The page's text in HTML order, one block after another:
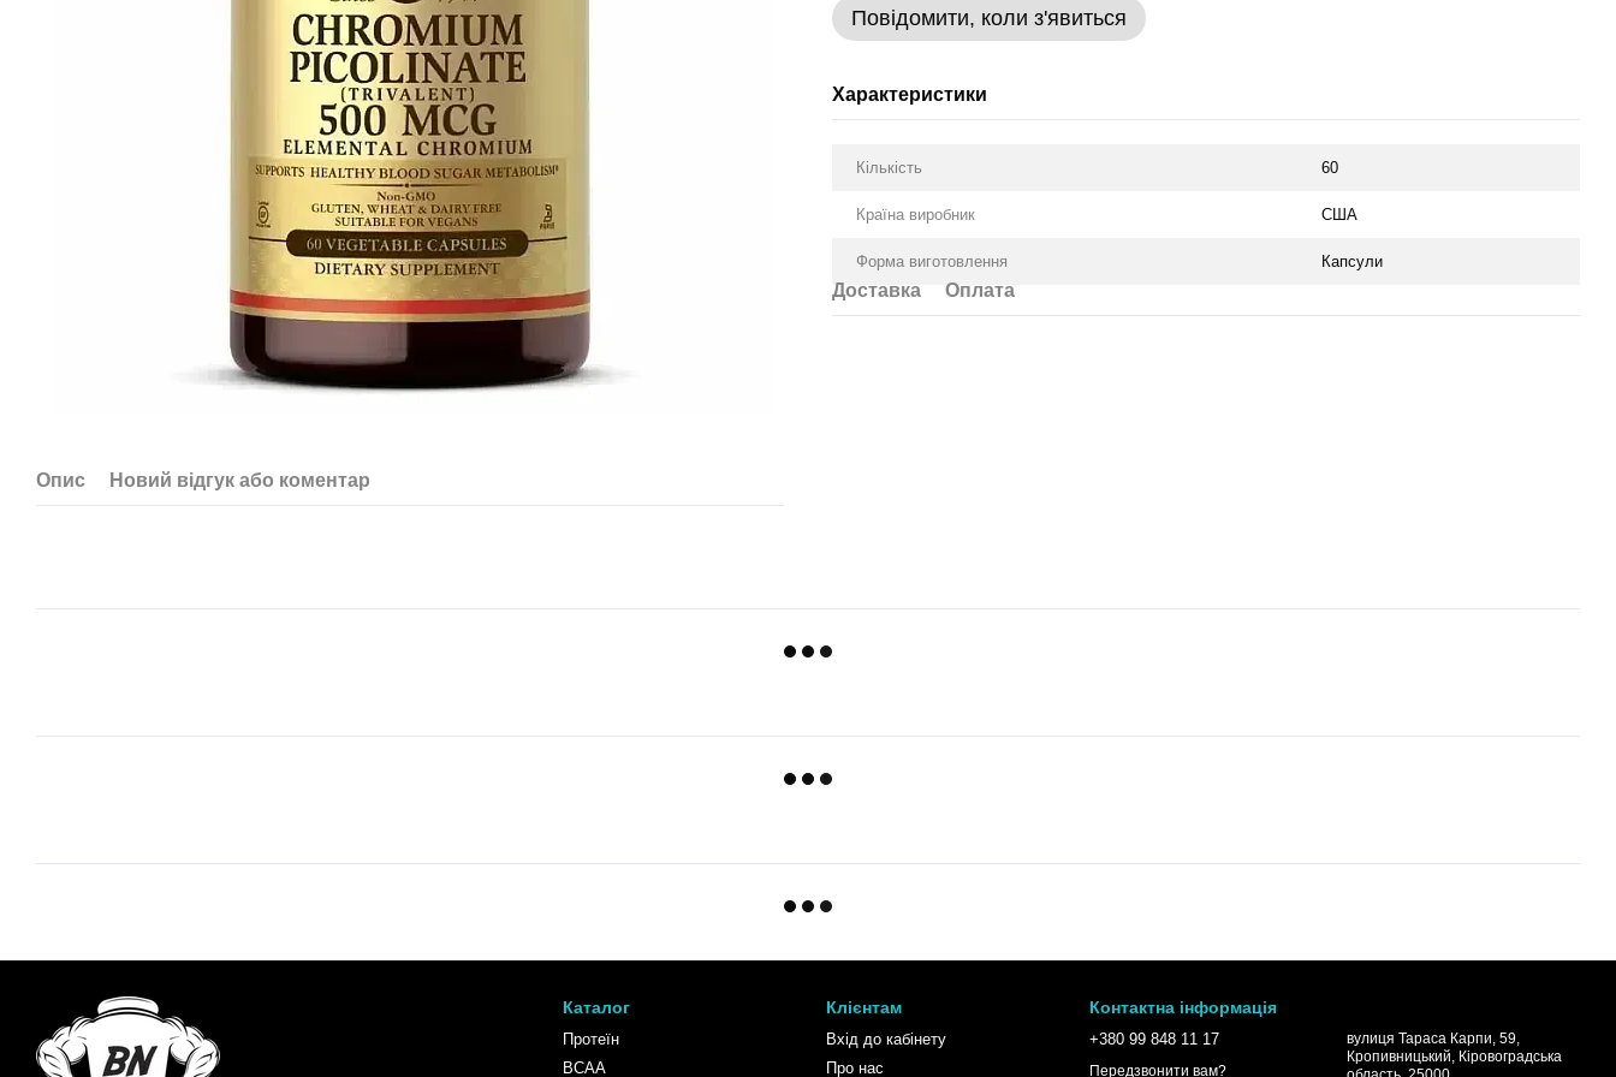
Опис Новий відгук або коментар
Повідомити, коли з'явиться
Характеристики
Кількість 60
Країна виробник США
Форма виготовлення Капсули
Доставка Оплата
Каталог
Протеїн
BCAA
Клієнтам
Вхід до кабінету
Про нас
Контактна інформація
+380 99 848 11 17
Передзвонити вам?
вулиця Тараса Карпи, 59,
Кропивницький, Кіровоградська